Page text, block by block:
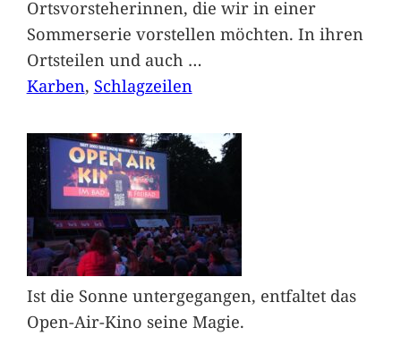
Ortsvorsteherinnen, die wir in einer
Sommerserie vorstellen möchten. In ihren
Ortsteilen und auch …
Karben, Schlagzeilen
Ist die Sonne untergegangen, entfaltet das
Open-Air-Kino seine Magie.